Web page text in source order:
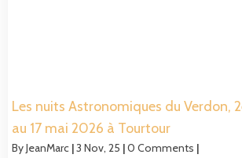
Les nuits Astronomiques du Verdon,
au 17 mai 2026 à Tourtour
ByJeanMarc |3 Nov, 25 |0 Comments |